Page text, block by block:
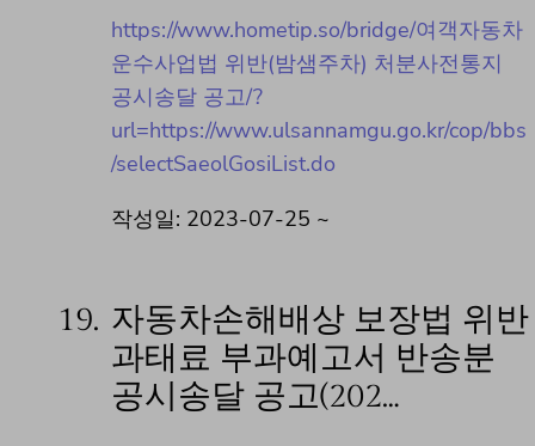
https://www.hometip.so/bridge/여객자동차
운수사업법 위반(밤샘주차) 처분사전통지
공시송달 공고/?
url=https://www.ulsannamgu.go.kr/cop/bbs
/selectSaeolGosiList.do
작성일: 2023-07-25 ~
19. 자동차손해배상 보장법 위반
과태료 부과예고서 반송분
공시송달 공고(202…